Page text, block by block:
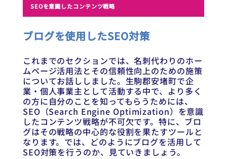
SEOを意識したコンテンツ戦略
ブログを使用したSEO対策
これまでのセクションでは、名刺代わりのホー
ムページ活用法とその信頼性向上のための施策
についてお話ししました。生駒郡安堵町で企
業・個人事業主として活動する中で、より多く
の方に自分のことを知ってもらうためには、
SEO（Search Engine Optimization）を意識
したコンテンツ戦略が不可欠です。特に、ブロ
グはその戦略の中心的な役割を果たすツールと
なります。では、どのようにブログを活用して
SEO対策を行うのか、見ていきましょう。